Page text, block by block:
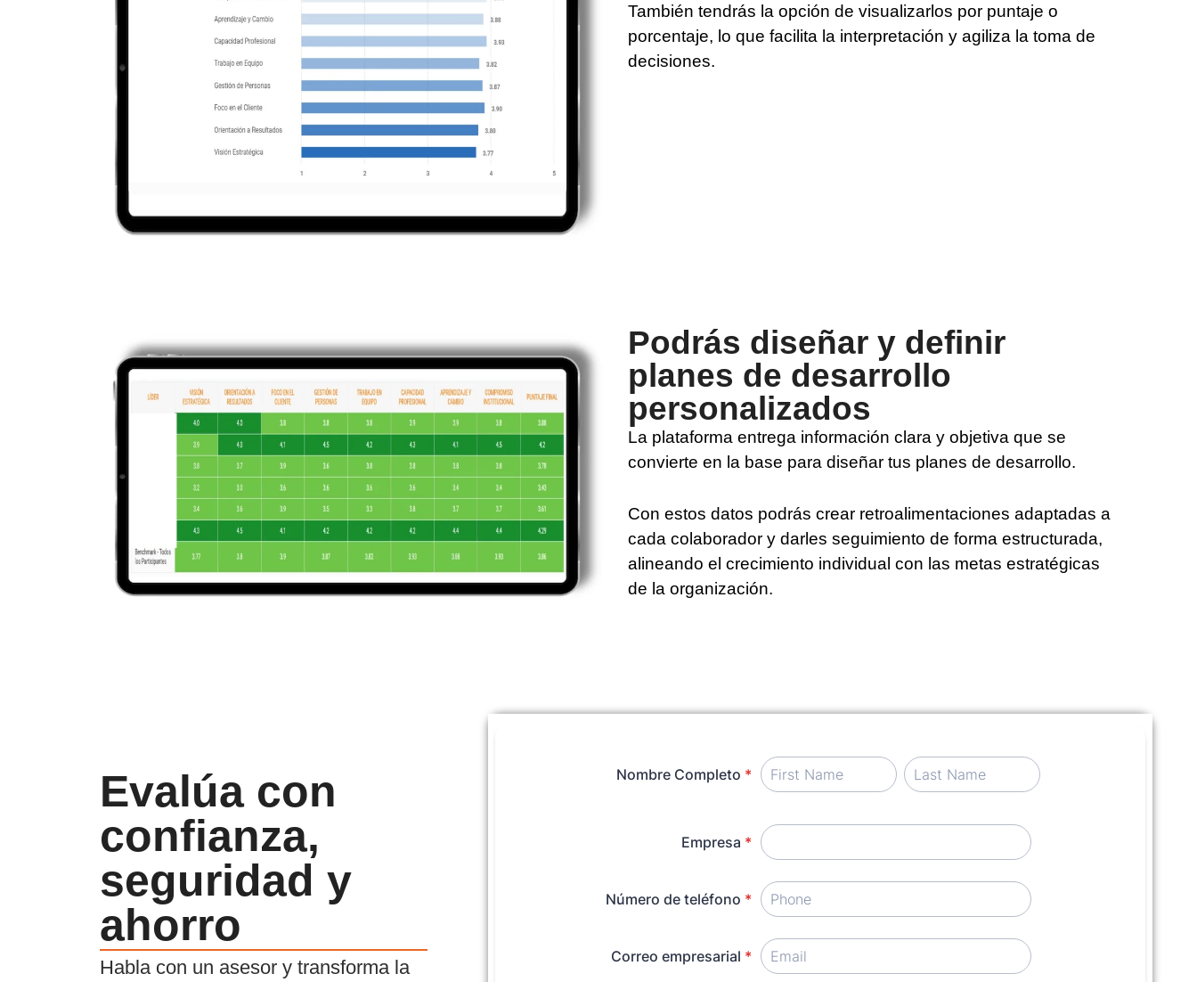
También tendrás la opción de visualizarlos por puntaje o
porcentaje, lo que facilita la interpretación y agiliza la toma de
decisiones.
Podrás diseñar y definir
planes de desarrollo
personalizados
La plataforma entrega información clara y objetiva que se
convierte en la base para diseñar tus planes de desarrollo.
Con estos datos podrás crear retroalimentaciones adaptadas a
cada colaborador y darles seguimiento de forma estructurada,
alineando el crecimiento individual con las metas estratégicas
de la organización.
Evalúa con
confianza,
seguridad y
ahorro
Habla con un asesor y transforma la